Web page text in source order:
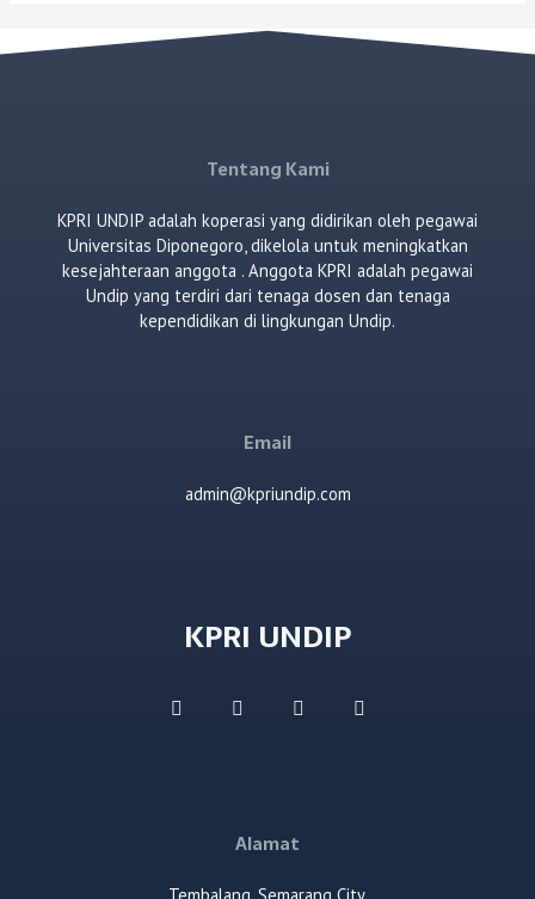
Tentang Kami
KPRI UNDIP adalah koperasi yang didirikan oleh pegawai
Universitas Diponegoro, dikelola untuk meningkatkan
kesejahteraan anggota . Anggota KPRI adalah pegawai
Undip yang terdiri dari tenaga dosen dan tenaga
kependidikan di lingkungan Undip.
Email
admin@kpriundip.com
KPRI UNDIP
Alamat